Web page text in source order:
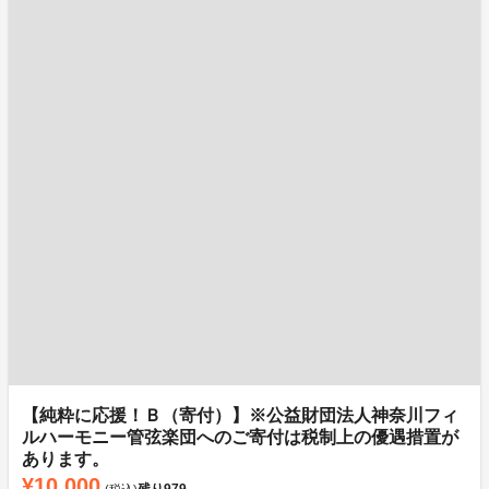
【純粋に応援！Ｂ（寄付）】※公益財団法人神奈川フィ
ルハーモニー管弦楽団へのご寄付は税制上の優遇措置が
あります。